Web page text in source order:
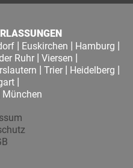
| Euskirchen | Hamburg |
Ruhr| Viersen |
| Trier | Heidelberg |
|
München